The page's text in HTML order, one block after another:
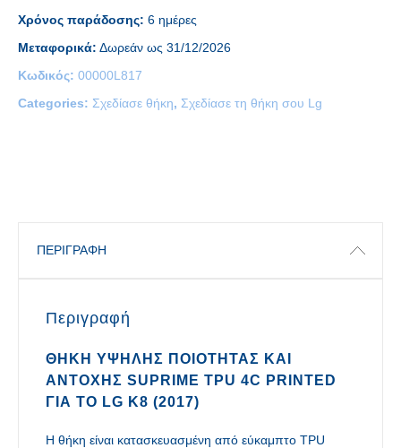
Χρόνος παράδοσης: 6 ημέρες
Μεταφορικά: Δωρεάν ως 31/12/2026
Κωδικός: 00000L817
Categories: Σχεδίασε θήκη, Σχεδίασε τη θήκη σου Lg
ΠΕΡΙΓΡΑΦΉ
Περιγραφή
ΘΉΚΗ ΥΨΗΛΉΣ ΠΟΙΌΤΗΤΑΣ ΚΑΙ
ΑΝΤΟΧΉΣ SUPRIME TPU 4C PRINTED
ΓΙΑ ΤΟ LG K8 (2017)
Η θήκη είναι κατασκευασμένη από εύκαμπτο TPU